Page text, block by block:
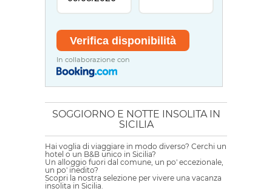
In collaborazione con
SOGGIORNO E NOTTE INSOLITA IN
SICILIA
Hai voglia di viaggiare in modo diverso? Cerchi un
hotel o un B&B unico in Sicilia?
Un alloggio fuori dal comune, un po' eccezionale,
un po' inedito?
Scopri la nostra selezione per vivere una vacanza
insolita in Sicilia.